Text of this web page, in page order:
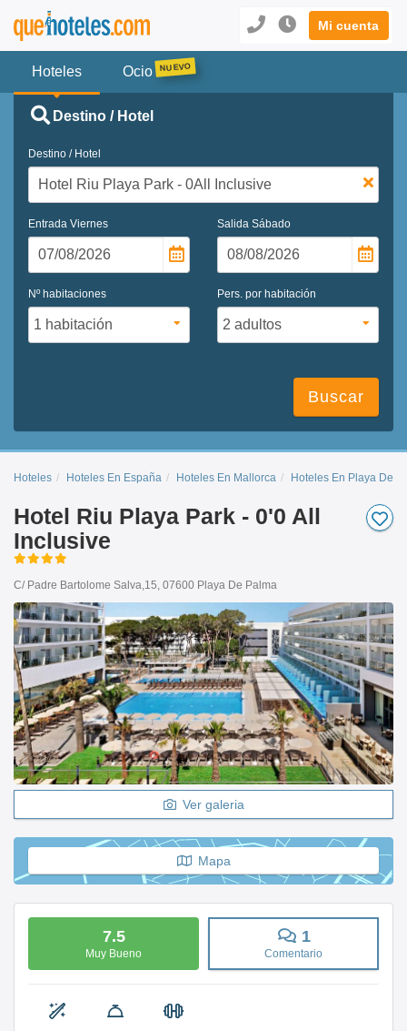
Mi cuenta
Hoteles Ocio
Destino / Hotel
Destino / Hotel
Entrada Viernes Salida Sábado
Nº habitaciones Pers. por habitación
Buscar
Hoteles Hoteles En España Hoteles En Mallorca Hoteles En Playa De
Hotel Riu Playa Park - 0'0 All
Inclusive
C/ Padre Bartolome Salva,15, 07600 Playa De Palma
Ver galeria
Mapa
7.5
Muy Bueno
1
Comentario